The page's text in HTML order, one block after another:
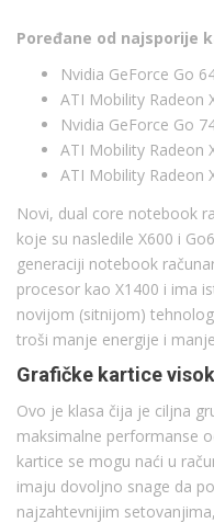
Poređane od najsporije
Nvidia GeForce Go
ATI Mobility Radeon
Nvidia GeForce Go
ATI Mobility Radeon
ATI Mobility Radeon
Novi, dual core notebook
koje su nasledile X600 i
generaciji notebook
procesor kao X1400 i ima
novijom (sitnijom)
troši manje energije i
Grafičke kartice
Ovo je klasa čija je ciljna
maksimalne performanse
kartice se mogu naći u
imaju dovoljno snage da
najzahtevnijim